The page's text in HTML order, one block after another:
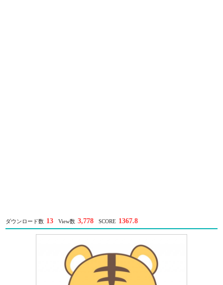
ダウンロード数 13 View数 3,778 SCORE 1367.8